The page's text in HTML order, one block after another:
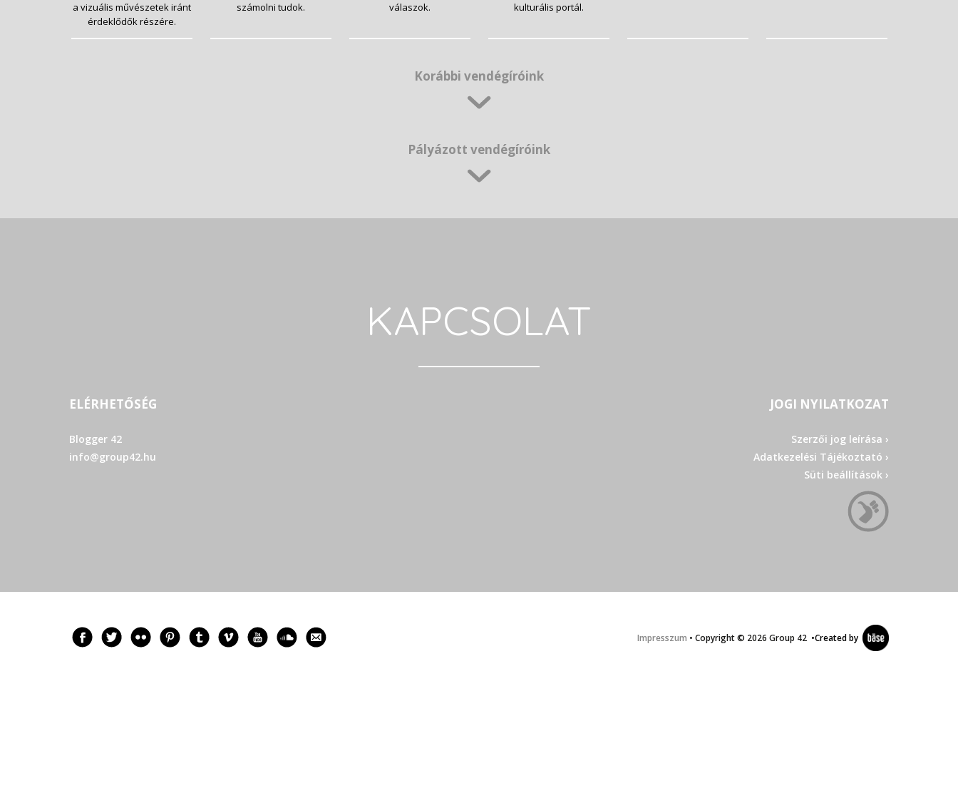
a vizuális művészetek iránt
érdeklődők részére.
számolni tudok.
válaszok.
kulturális portál.
Korábbi vendégíróink
Pályázott vendégíróink
KAPCSOLAT
ELÉRHETŐSÉG
Blogger 42
info@group42.hu
JOGI NYILATKOZAT
Szerzői jog leírása ›
Adatkezelési Tájékoztató ›
Süti beállítások ›
Impresszum • Copyright © 2026 Group 42 •Created by